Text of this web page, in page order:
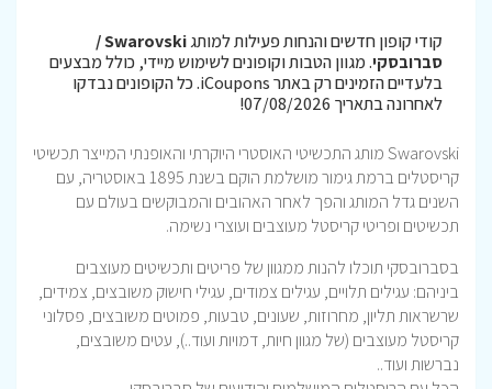
קודי קופון חדשים והנחות פעילות למותג
Swarovski /
סברובסקי. מגוון הטבות וקופונים לשימוש מיידי, כולל מבצעים
בלעדיים הזמינים רק באתר iCoupons. כל הקופונים נבדקו
לאחרונה בתאריך 07/08/2026!
Swarovski מותג התכשיטי האוסטרי היוקרתי והאופנתי המייצר תכשיטי
קריסטלים ברמת גימור מושלמת הוקם בשנת 1895 באוסטריה, עם
השנים גדל המותג והפך לאחר האהובים והמבוקשים בעולם עם
תכשיטים ופריטי קריסטל מעוצבים ועוצרי נשימה.
בסברובסקי תוכלו להנות ממגוון של פריטים ותכשיטים מעוצבים
ביניהם: עגילים תלויים, עגילים צמודים, עגילי חישוק משובצים, צמידים,
שרשראות תליון, מחרוזות, שעונים, טבעות, פמוטים משובצים, פסלוני
קריסטל מעוצבים (של מגוון חיות, דמויות ועוד..), עטים משובצים,
נברשות ועוד..